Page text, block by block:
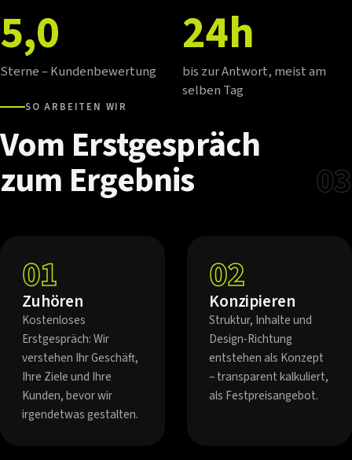
5,0
Sterne – Kundenbewertung
24h
bis zur Antwort, meist am
selben Tag
SO ARBEITEN WIR
Vom Erstgespräch
zum Ergebnis
03
01
Zuhören
Kostenloses
Erstgespräch: Wir
verstehen Ihr Geschäft,
Ihre Ziele und Ihre
Kunden, bevor wir
irgendetwas gestalten.
02
Konzipieren
Struktur, Inhalte und
Design-Richtung
entstehen als Konzept
– transparent kalkuliert,
als Festpreisangebot.